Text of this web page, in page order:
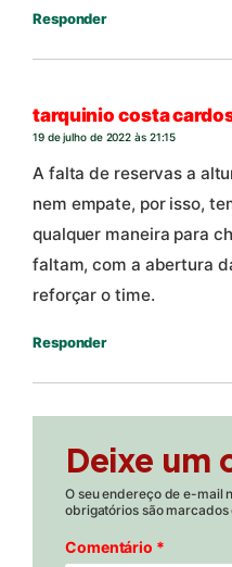
Responder
tarquinio costa
19 de julho de 2022 às 21:15
A falta de reservas a
nem empate, por isso,
qualquer maneira para
faltam, com a abertura
reforçar o time.
Responder
Deixe um
O seu endereço de e-mail
obrigatórios são marcados
Comentário *